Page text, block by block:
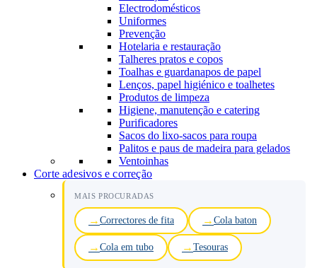
Electrodomésticos
Uniformes
Prevenção
Hotelaria e restauração
Talheres pratos e copos
Toalhas e guardanapos de papel
Lenços, papel higiénico e toalhetes
Produtos de limpeza
Higiene, manutenção e catering
Purificadores
Sacos do lixo-sacos para roupa
Palitos e paus de madeira para gelados
Ventoinhas
Corte adesivos e correção
MAIS PROCURADAS
Correctores de fita Cola baton
Cola em tubo Tesouras